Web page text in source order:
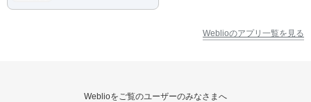
Weblioのアプリ一覧を見る
Weblioをご覧のユーザーのみなさまへ